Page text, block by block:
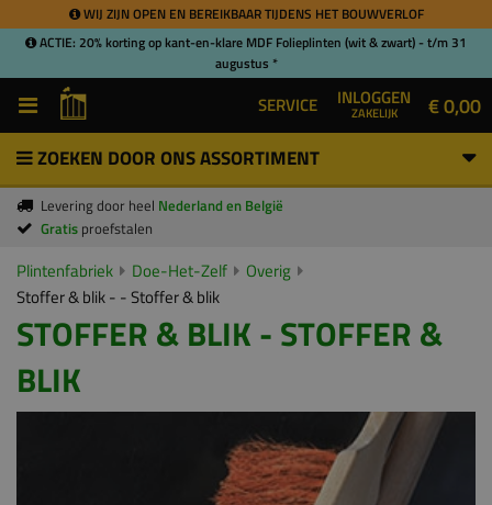
WIJ ZIJN OPEN EN BEREIKBAAR TIJDENS HET BOUWVERLOF
ACTIE: 20% korting op kant-en-klare MDF Folieplinten (wit & zwart) - t/m 31
augustus *
SERVICE INLOGGEN
ZAKELIJK € 0,00
ZOEKEN DOOR ONS ASSORTIMENT
Levering door heel Nederland en België
Gratis proefstalen
Plintenfabriek Doe-Het-Zelf
Overig
Stoffer & blik - - Stoffer & blik
STOFFER & BLIK - STOFFER &
BLIK